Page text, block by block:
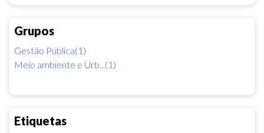
Grupos
Gestão Pública(1)
Meio ambiente e Urb...(1)
Etiquetas